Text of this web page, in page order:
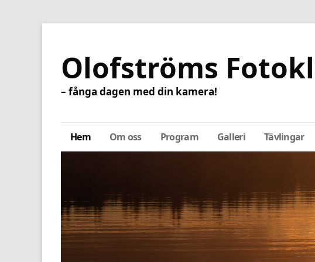
Olofströms
– fånga dagen med din kamera!
Hem Om oss Program Galleri Tävlingar